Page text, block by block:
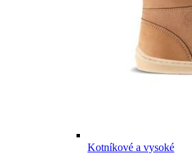
Kotníkové a vysoké